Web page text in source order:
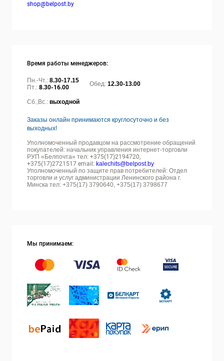
shop@belpost.by
Время работы менеджеров:
Пн.-Чт.: 8.30-17.15
Пт.: 8.30-16.00 Обед: 12.30-13.00
Сб.,Вс.: выходной
Заказы онлайн принимаются круглосуточно и без
выходных!
Уполномоченный продавцом на рассмотрение обращений
покупателей: начальник управления интернет-торговли
РУП «Белпочта» тел: +375(17)2194720,
+375(17)2721517 email: kalechits@belpost.by
Уполномоченный по защите прав потребителей: Отдел
торговли и услуг администрации Ленинского района г.
Минска тел: +375(17) 3790640, +375(17) 3798677
Мы принимаем: